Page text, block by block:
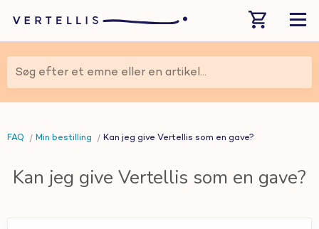
Søg efter et emne eller en artikel...
FAQ Min bestilling Kan jeg give Vertellis som en gave?
Kan jeg give Vertellis som en gave?